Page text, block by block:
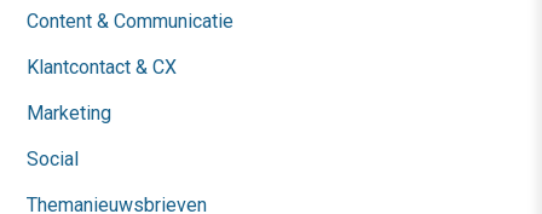
Content & Communicatie
Klantcontact & CX
Marketing
Social
Themanieuwsbrieven